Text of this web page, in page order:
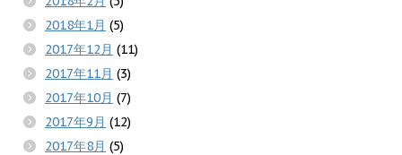
2018年1月 (5)
2017年12月 (11)
2017年11月 (3)
2017年10月 (7)
2017年9月 (12)
2017年8月 (5)